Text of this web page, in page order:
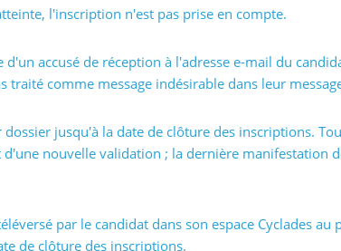
l'inscription n'est pas prise en compte.
accusé de réception à l'adresse e-mail du
comme message indésirable dans leur
jusqu'à la date de clôture des inscriptions.
nouvelle validation ; la dernière manifestation
par le candidat dans son espace Cyclades au
de clôture des inscriptions.